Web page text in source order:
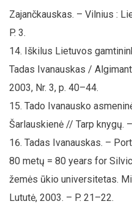
Zajančkauskas. – Vilnius :
P. 3.
Iškilus Lietuvos
Tadas Ivanauskas /
2003, Nr. 3, p. 40–44.
Tado Ivanausko
Šarlauskienė // Tarp knygų.
Tadas Ivanauskas. –
80 metų = 80 years for
žemės ūkio universitetas.
Lututė, 2003. – P. 21–22.